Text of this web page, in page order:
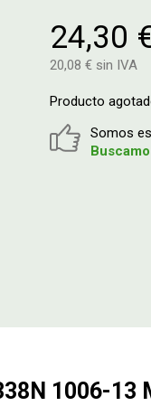
24,30
20,08 € sin IVA
Producto
Somos
1006-13